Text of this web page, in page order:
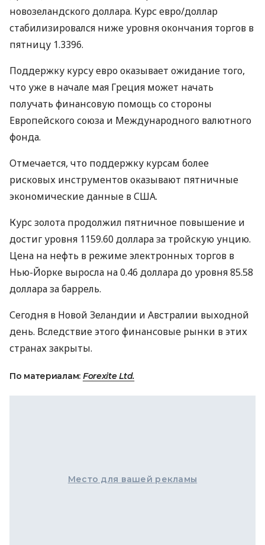
новозеландского доллара. Курс евро/доллар
стабилизировался ниже уровня окончания торгов в
пятницу 1.3396.
Поддержку курсу евро оказывает ожидание того,
что уже в начале мая Греция может начать
получать финансовую помощь со стороны
Европейского союза и Международного валютного
фонда.
Отмечается, что поддержку курсам более
рисковых инструментов оказывают пятничные
экономические данные в США.
Курс золота продолжил пятничное повышение и
достиг уровня 1159.60 доллара за тройскую унцию.
Цена на нефть в режиме электронных торгов в
Нью-Йорке выросла на 0.46 доллара до уровня 85.58
доллара за баррель.
Сегодня в Новой Зеландии и Австралии выходной
день. Вследствие этого финансовые рынки в этих
странах закрыты.
По материалам: Forexite Ltd.
Место для вашей рекламы